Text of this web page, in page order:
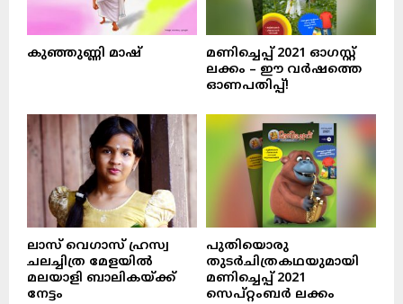
കുഞ്ഞുണ്ണി മാഷ്‌
മണിച്ചെപ്പ് 2021 ഓഗസ്റ്റ്
ലക്കം – ഈ വർഷത്തെ
ഓണപതിപ്പ്!
ലാസ് വെഗാസ് ഹ്രസ്വ
ചലച്ചിത്ര മേളയിൽ
മലയാളി ബാലികയ്ക്ക്
നേട്ടം
പുതിയൊരു
തുടർചിത്രകഥയുമായി
മണിച്ചെപ്പ് 2021
സെപ്റ്റംബർ ലക്കം